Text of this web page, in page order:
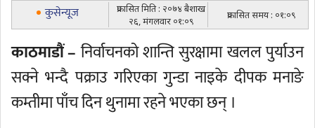
कुसेन्यूज
प्रकासित मिति : २०७४ बैशाख
२६, मंगलवार ०१:०९
प्रकासित समय : ०१:०९
काठमाडौं –निर्वाचनको शान्ति सुरक्षामा खलल पुर्याउन
सक्ने भन्दै पक्राउ गरिएका गुन्डा नाइके दीपक मनाङे
कम्तीमा पाँच दिन थुनामा रहने भएका छन् ।